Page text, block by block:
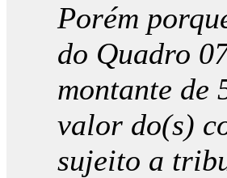
Porém
do Quadro
montante de
valor do(s)
sujeito a